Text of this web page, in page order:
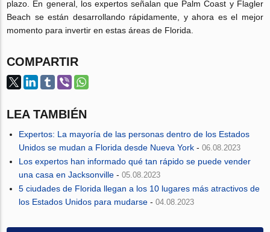
plazo. En general, los expertos señalan que Palm Coast y Flagler
Beach se están desarrollando rápidamente, y ahora es el mejor
momento para invertir en estas áreas de Florida.
COMPARTIR
LEA TAMBIÉN
Expertos: La mayoría de las personas dentro de los Estados
Unidos se mudan a Florida desde Nueva York -06.08.2023
Los expertos han informado qué tan rápido se puede vender
una casa en Jacksonville -05.08.2023
5 ciudades de Florida llegan a los 10 lugares más atractivos de
los Estados Unidos para mudarse -04.08.2023